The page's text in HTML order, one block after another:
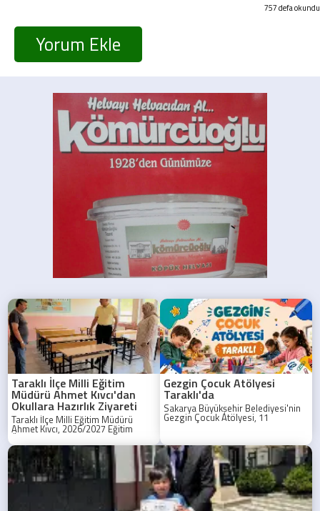
757 defa okundu
Yorum Ekle
Taraklı İlçe Milli Eğitim
Müdürü Ahmet Kıvcı'dan
Okullara Hazırlık Ziyareti
Taraklı İlçe Milli Eğitim Müdürü
Ahmet Kıvcı, 2026/2027 Eğitim
Öğretim Yılı hazırlıkları kapsamında
Taraklı Ortaokulu ve Taraklı İmam
Hatip Ortaokulunu ziyaret etti.
Gezgin Çocuk Atölyesi
Taraklı'da
Sakarya Büyükşehir Belediyesi'nin
Gezgin Çocuk Atölyesi, 11
Ağustos'ta Taraklı'da çocuklarla